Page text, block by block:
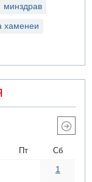
минздрав
хаменеи
Пт Сб
1